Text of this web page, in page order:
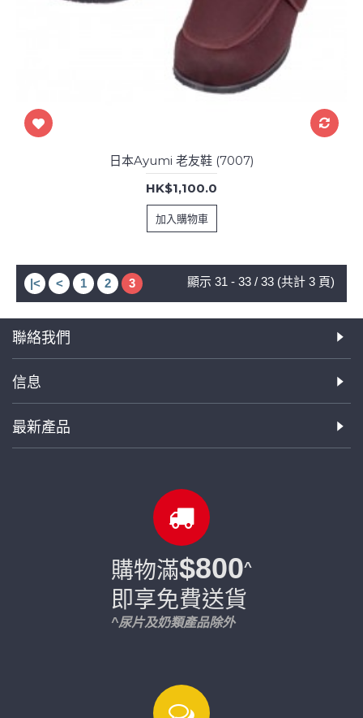
日本Ayumi 老友鞋 (7007)
HK$1,100.0
加入購物車
|< < 1 2 3 顯示 31 - 33 / 33 (共計 3 頁)
聯絡我們
信息
最新產品
購物滿$800^
即享免費送貨
^尿片及奶類產品除外